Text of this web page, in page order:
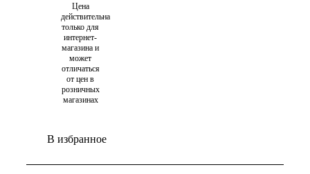
Цена
действительна
только для
интернет-
магазина и
может
отличаться
от цен в
розничных
магазинах
В избранное